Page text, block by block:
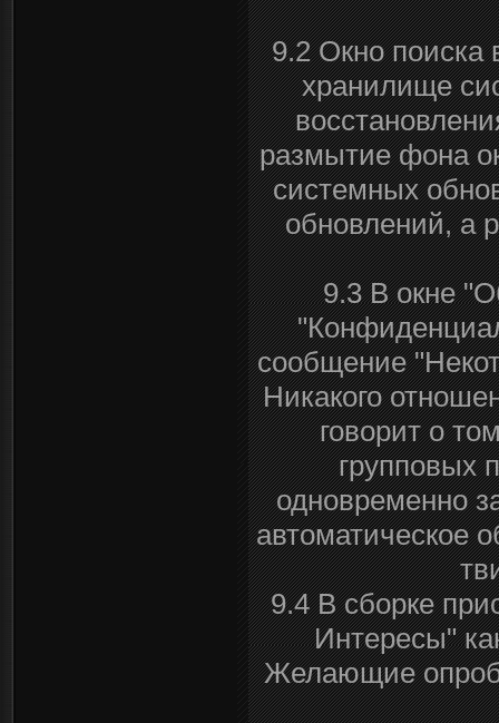
9.2 Окно поиска
хранилище
размытие фона
системных
обновлений, а
9.3 В окне
сообщение
Никакого
говорит о
групповых
одновременно
автоматическое
9.4 В сборке
Интересы"
Желающие